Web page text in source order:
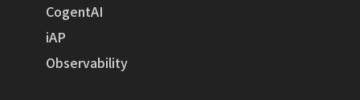
CogentAI
iAP
Observability